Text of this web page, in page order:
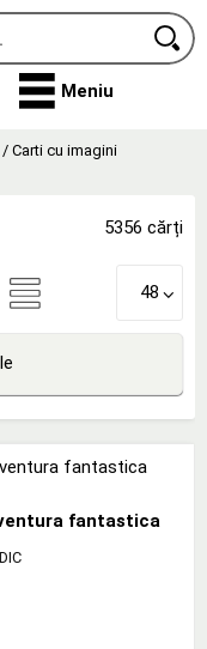
Meniu
/ Carti cu imagini
5356 cărți
48
fantastica